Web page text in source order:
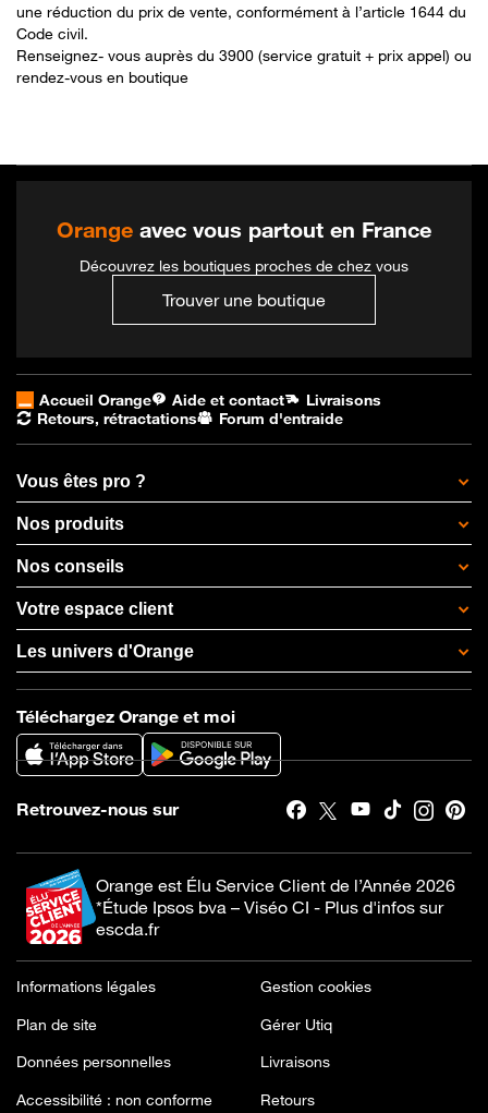
une réduction du prix de vente, conformément à l’article 1644 du
Code civil.
Renseignez- vous auprès du 3900 (service gratuit + prix appel) ou
rendez-vous en boutique